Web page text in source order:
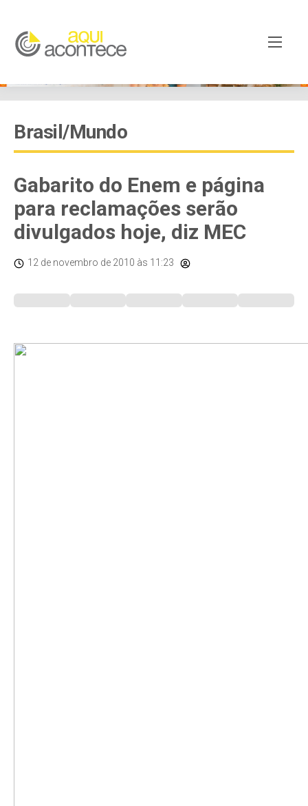
Brasil/Mundo
Gabarito do Enem e página
para reclamações serão
divulgados hoje, diz MEC
12 de novembro de 2010 às 11:23